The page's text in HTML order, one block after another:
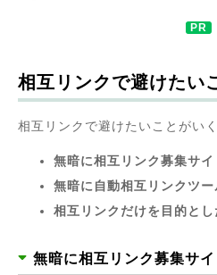
相互リンクで避けたい
相互リンクで避けたいことがい
無暗に相互リンク募集サ
無暗に自動相互リンクツ
相互リンクだけを目的と
無暗に相互リンク募集サ